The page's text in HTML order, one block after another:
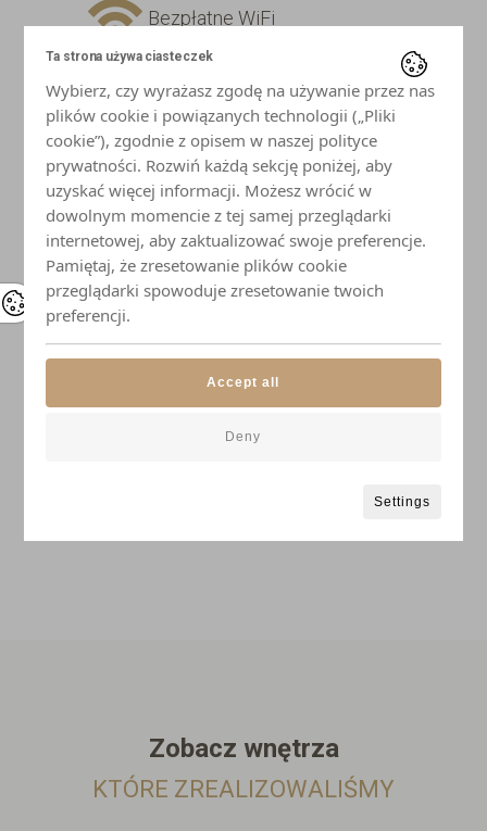
Bezpłatne WiFi
Lodówka
Płyta indukcyjna
Mikrofalówka
Czajnik
Naczynia i przybory kuchenne
Zobacz wnętrza
KTÓRE ZREALIZOWALIŚMY
Ta strona używa ciasteczek
Wybierz, czy wyrażasz zgodę na używanie przez nas
plików cookie i powiązanych technologii („Pliki
cookie”), zgodnie z opisem w naszej polityce
prywatności. Rozwiń każdą sekcję poniżej, aby
uzyskać więcej informacji. Możesz wrócić w
dowolnym momencie z tej samej przeglądarki
internetowej, aby zaktualizować swoje preferencje.
Pamiętaj, że zresetowanie plików cookie
przeglądarki spowoduje zresetowanie twoich
preferencji.
Settings
Deny
Accept all